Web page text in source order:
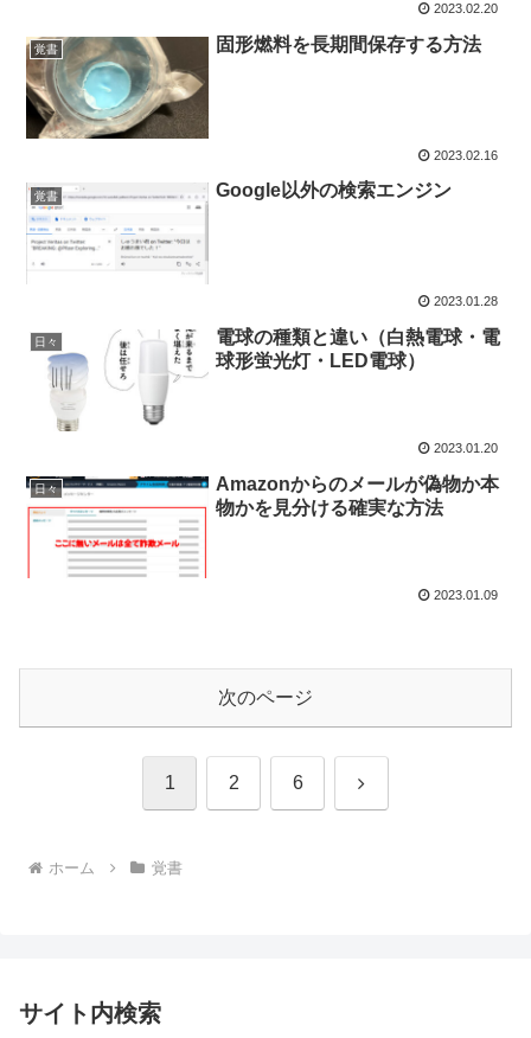
2023.02.20
覚書 固形燃料を長期間保存する方法
2023.02.16
覚書 Google以外の検索エンジン
2023.01.28
日々
電球の種類と違い（白熱電球・電
球形蛍光灯・LED電球）
2023.01.20
日々
Amazonからのメールが偽物か本
物かを見分ける確実な方法
2023.01.09
次のページ
1 2 6 次
ホーム 覚書
サイト内検索